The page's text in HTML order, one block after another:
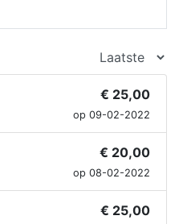
€ 25,00
op 09-02-2022
€ 20,00
op 08-02-2022
€ 25,00